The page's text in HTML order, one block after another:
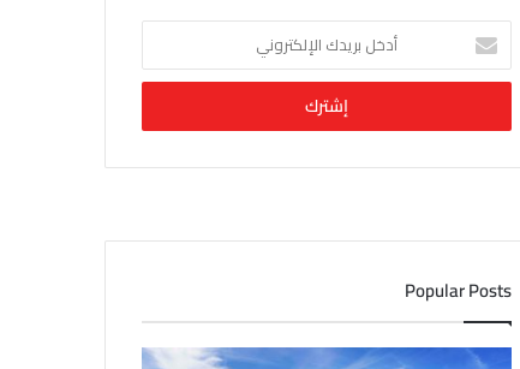
خ
ب
ك
ل
ل
Popular Posts